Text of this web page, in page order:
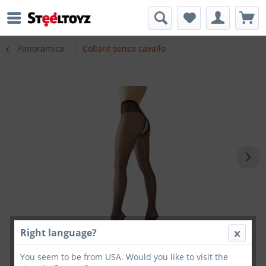
Panoramica Collant senza cavallo
Right language?
You seem to be from USA. Would you like to visit the